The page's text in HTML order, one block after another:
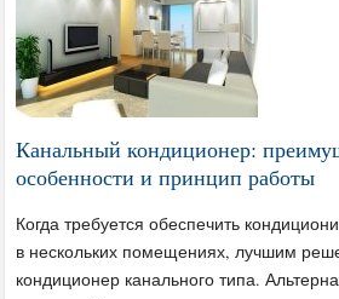
Канальный кондиционер:
особенности и принцип работы
Когда требуется обеспечить
в нескольких помещениях, лучшим
кондиционер канального типа.